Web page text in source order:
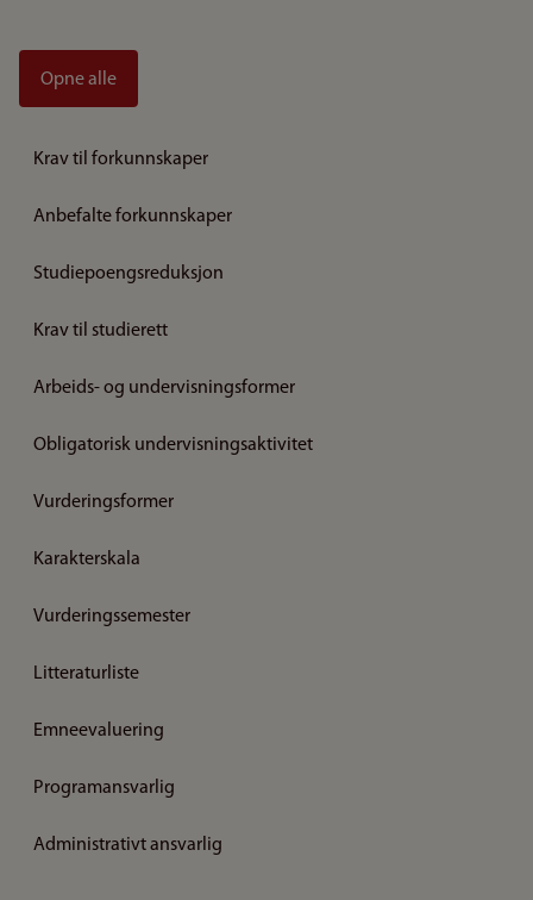
Opne alle
Krav til forkunnskaper
Anbefalte forkunnskaper
Studiepoengsreduksjon
Krav til studierett
Arbeids- og undervisningsformer
Obligatorisk undervisningsaktivitet
Vurderingsformer
Karakterskala
Vurderingssemester
Litteraturliste
Emneevaluering
Programansvarlig
Administrativt ansvarlig